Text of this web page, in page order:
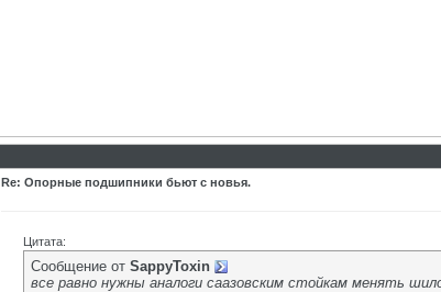
Re: Опорные подшипники бьют с новья.
Цитата:
Сообщение от SappyToxin
все равно нужны аналоги саазовским стойкам менять